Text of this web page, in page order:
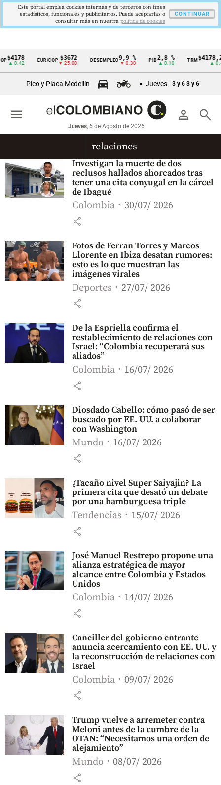
Cintillo
económicos
Colombia
$4178
▲ 0.42
EUR/COP $3672
▼ 25.00
DESEMPLEO9,9 %
▼ 0.30
PIB2,8 %
▲ 0.10
TRM$4178,23
▲ 0.42
Pico y Placa Medellín Jueves 3 y 6 3 y 6
person search
Jueves, 6 de Agosto de 2026
menu
relaciones
Investigan la muerte de dos
reclusos hallados ahorcados tras
tener una cita conyugal en la cárcel
de Ibagué
Colombia 30/07/ 2026
share
Fotos de Ferran Torres y Marcos
Llorente en Ibiza desatan rumores:
esto es lo que muestran las
imágenes virales
Deportes 27/07/ 2026
share
De la Espriella confirma el
restablecimiento de relaciones con
Israel: “Colombia recuperará sus
aliados”
Colombia 16/07/ 2026
share
Diosdado Cabello: cómo pasó de ser
buscado por EE. UU. a colaborar
con Washington
Mundo 16/07/ 2026
share
¿Tacaño nivel Super Saiyajin? La
primera cita que desató un debate
por una hamburguesa triple
Tendencias 15/07/ 2026
share
José Manuel Restrepo propone una
alianza estratégica de mayor
alcance entre Colombia y Estados
Unidos
Colombia 14/07/ 2026
share
Canciller del gobierno entrante
anuncia acercamiento con EE. UU. y
la reconstrucción de relaciones con
Israel
Colombia 09/07/ 2026
share
Trump vuelve a arremeter contra
Meloni antes de la cumbre de la
OTAN: “Necesitamos una orden de
alejamiento”
Mundo 08/07/ 2026
share
Este portal emplea cookies internas y de terceros con fines
estadísticos, funcionales y publicitarios. Puede aceptarlas o
consultar más en nuestra politica de cookies
CONTINUAR